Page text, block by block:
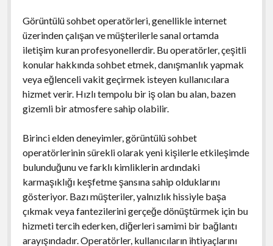
Görüntülü sohbet operatörleri, genellikle internet
üzerinden çalışan ve müşterilerle sanal ortamda
iletişim kuran profesyonellerdir. Bu operatörler, çeşitli
konular hakkında sohbet etmek, danışmanlık yapmak
veya eğlenceli vakit geçirmek isteyen kullanıcılara
hizmet verir. Hızlı tempolu bir iş olan bu alan, bazen
gizemli bir atmosfere sahip olabilir.
Birinci elden deneyimler, görüntülü sohbet
operatörlerinin sürekli olarak yeni kişilerle etkileşimde
bulunduğunu ve farklı kimliklerin ardındaki
karmaşıklığı keşfetme şansına sahip olduklarını
gösteriyor. Bazı müşteriler, yalnızlık hissiyle başa
çıkmak veya fantezilerini gerçeğe dönüştürmek için bu
hizmeti tercih ederken, diğerleri samimi bir bağlantı
arayışındadır. Operatörler, kullanıcıların ihtiyaçlarını